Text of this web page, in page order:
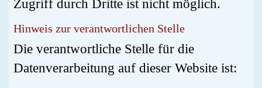
Zugriff durch Dritte ist nicht möglich.
Hinweis zur verantwortlichen Stelle
Die verantwortliche Stelle für die
Datenverarbeitung auf dieser Website ist: